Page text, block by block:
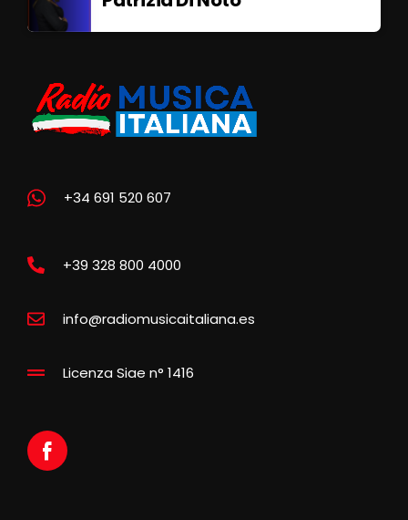
+34 691 520 607
+39 328 800 4000
info@radiomusicaitaliana.es
Licenza Siae n° 1416